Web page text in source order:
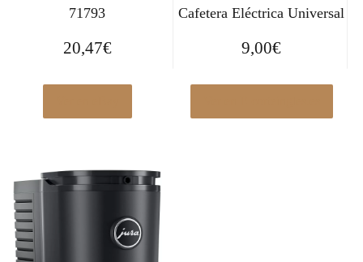
71793
20,47€
Cafetera Eléctrica Universal
9,00€